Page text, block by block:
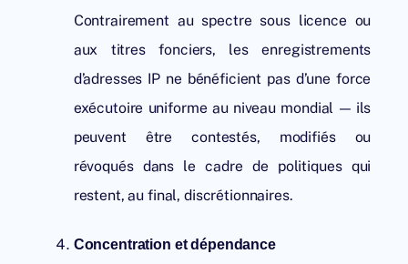
Contrairement au spectre sous licence ou
aux titres fonciers, les enregistrements
d’adresses IP ne bénéficient pas d’une force
exécutoire uniforme au niveau mondial — ils
peuvent être contestés, modifiés ou
révoqués dans le cadre de politiques qui
restent, au final, discrétionnaires.
Concentration et dépendance